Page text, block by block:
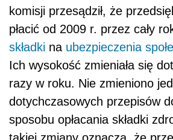
komisji przesądził, że
płacić od 2009 r. przez cały
składki na ubezpieczenia
Ich wysokość zmieniała się
razy w roku. Nie zmieniono
dotychczasowych przepisów
sposobu opłacania składki